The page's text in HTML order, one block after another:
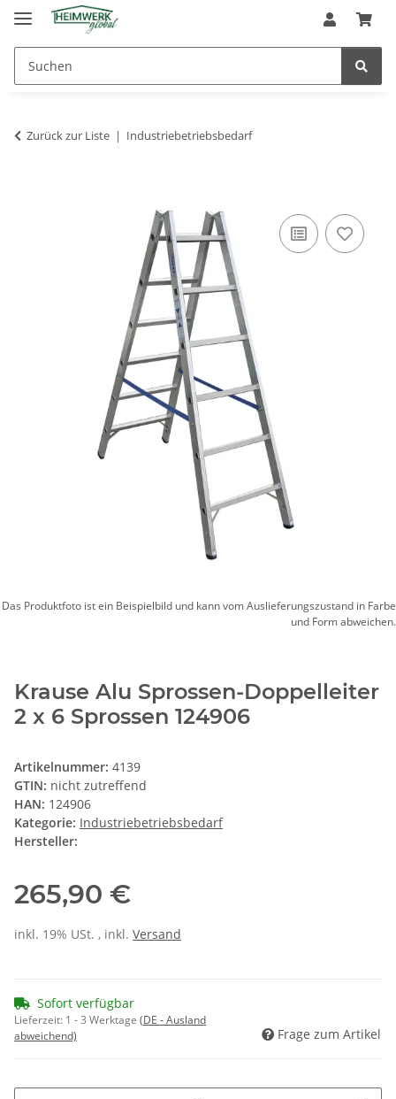
Zurück zur Liste Industriebetriebsbedarf
Das Produktfoto ist ein Beispielbild und kann vom Auslieferungszustand in Farbe
und Form abweichen.
Krause Alu Sprossen-Doppelleiter
2 x 6 Sprossen 124906
Artikelnummer: 4139
GTIN: nicht zutreffend
HAN: 124906
Kategorie: Industriebetriebsbedarf
Hersteller:
265,90 €
inkl. 19% USt. , inkl. Versand
Sofort verfügbar
Lieferzeit: 1 - 3 Werktage (DE - Ausland
abweichend)
Frage zum Artikel